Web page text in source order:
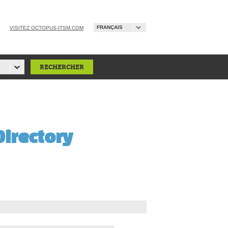
FRANÇAIS
VISITEZ OCTOPUS-ITSM.COM